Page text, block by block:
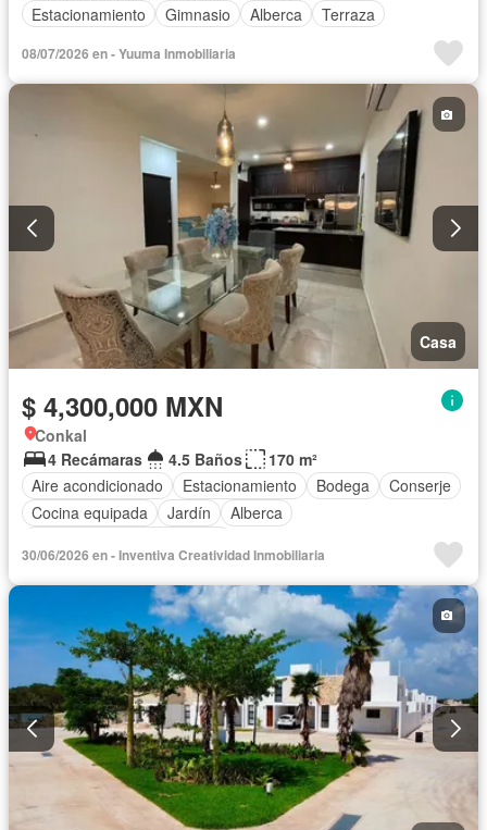
Estacionamiento
Gimnasio Alberca Terraza
08/07/2026 en - Yuuma Inmobiliaria
Casa
$ 4,300,000 MXN
Conkal
4 Recámaras
4.5 Baños
170 m²
Aire acondicionado
Estacionamiento Bodega
Conserje
Cocina equipada
Jardín
Alberca
30/06/2026 en - Inventiva Creatividad Inmobiliaria